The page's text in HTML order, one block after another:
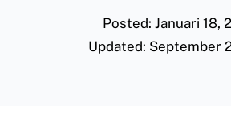
Posted: Januari 18,
Updated: September